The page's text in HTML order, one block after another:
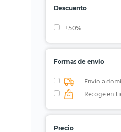
Descuento
+50%
Formas de envío
Envío a
Recoge en
Precio